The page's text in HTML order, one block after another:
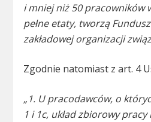
i mniej niż 50 pracowników
pełne etaty, tworzą
zakładowej organizacji
Zgodnie natomiast z art. 4
„1. U pracodawców, o
1 i 1c, układ zbiorowy